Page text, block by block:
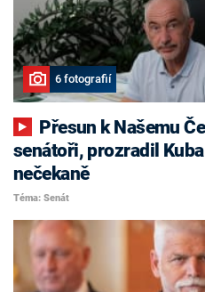
6 fotografií
senátoři, prozradil
nečekaně
Téma: Senát